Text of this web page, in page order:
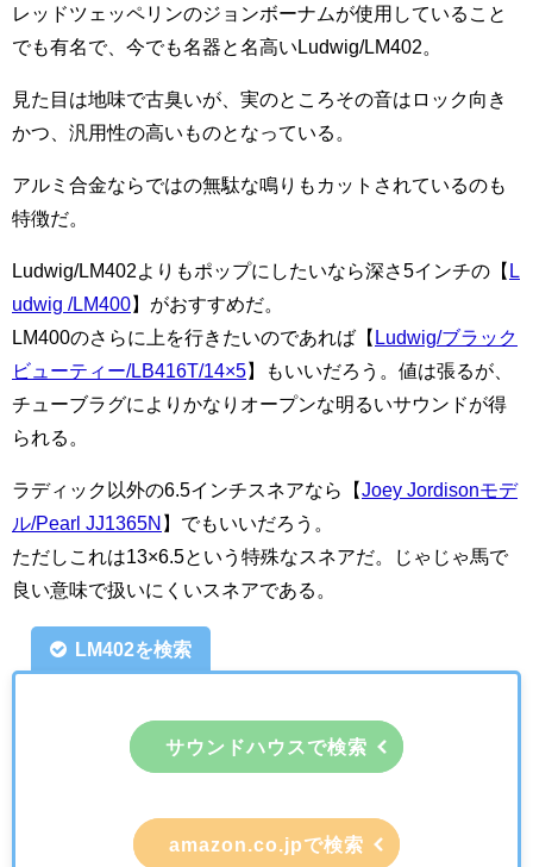
レッドツェッペリンのジョンボーナムが使用していること
でも有名で、今でも名器と名高いLudwig/LM402。
見た目は地味で古臭いが、実のところその音はロック向き
かつ、汎用性の高いものとなっている。
アルミ合金ならではの無駄な鳴りもカットされているのも
特徴だ。
Ludwig/LM402よりもポップにしたいなら深さ5インチの【
udwig /LM400】がおすすめだ。
LM400のさらに上を行きたいのであれば【
Ludwig/ブラック
ビューティー/LB416T/14×5】もいいだろう。値は張るが、
チューブラグによりかなりオープンな明るいサウンドが得
られる。
ラディック以外の6.5インチスネアなら【Joey Jordisonモデ
ル/Pearl JJ1365N 】でもいいだろう。
ただしこれは13×6.5という特殊なスネアだ。じゃじゃ馬で
良い意味で扱いにくいスネアである。
LM402を検索
サウンドハウスで検索
amazon.co.jpで検索